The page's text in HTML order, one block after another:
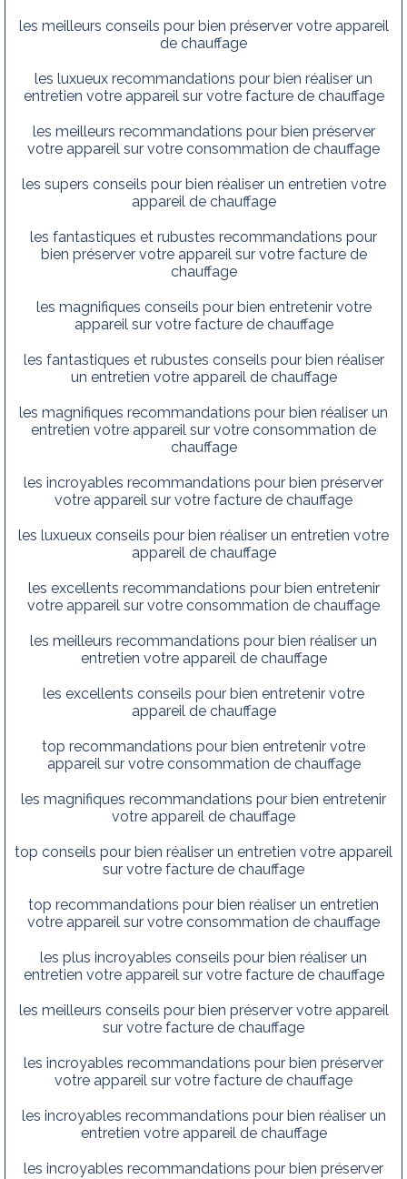
les meilleurs conseils pour bien préserver votre appareil
de chauffage
les luxueux recommandations pour bien réaliser un
entretien votre appareil sur votre facture de chauffage
les meilleurs recommandations pour bien préserver
votre appareil sur votre consommation de chauffage
les supers conseils pour bien réaliser un entretien votre
appareil de chauffage
les fantastiques et rubustes recommandations pour
bien préserver votre appareil sur votre facture de
chauffage
les magnifiques conseils pour bien entretenir votre
appareil sur votre facture de chauffage
les fantastiques et rubustes conseils pour bien réaliser
un entretien votre appareil de chauffage
les magnifiques recommandations pour bien réaliser un
entretien votre appareil sur votre consommation de
chauffage
les incroyables recommandations pour bien préserver
votre appareil sur votre facture de chauffage
les luxueux conseils pour bien réaliser un entretien votre
appareil de chauffage
les excellents recommandations pour bien entretenir
votre appareil sur votre consommation de chauffage
les meilleurs recommandations pour bien réaliser un
entretien votre appareil de chauffage
les excellents conseils pour bien entretenir votre
appareil de chauffage
top recommandations pour bien entretenir votre
appareil sur votre consommation de chauffage
les magnifiques recommandations pour bien entretenir
votre appareil de chauffage
top conseils pour bien réaliser un entretien votre appareil
sur votre facture de chauffage
top recommandations pour bien réaliser un entretien
votre appareil sur votre consommation de chauffage
les plus incroyables conseils pour bien réaliser un
entretien votre appareil sur votre facture de chauffage
les meilleurs conseils pour bien préserver votre appareil
sur votre facture de chauffage
les incroyables recommandations pour bien préserver
votre appareil sur votre facture de chauffage
les incroyables recommandations pour bien réaliser un
entretien votre appareil de chauffage
les incroyables recommandations pour bien préserver